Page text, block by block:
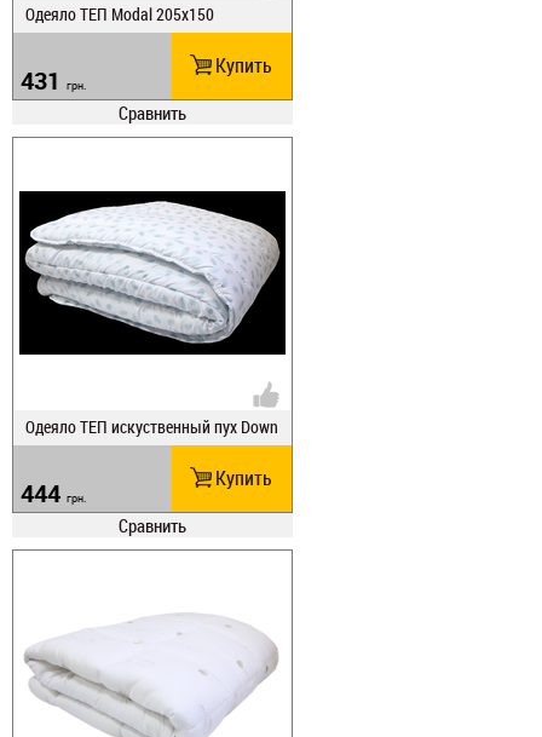
Одеяло ТЕП Modal 205х150
431 грн.
Купить
Сравнить
Одеяло ТЕП искуственный пух Down
210х150
444 грн.
Купить
Сравнить